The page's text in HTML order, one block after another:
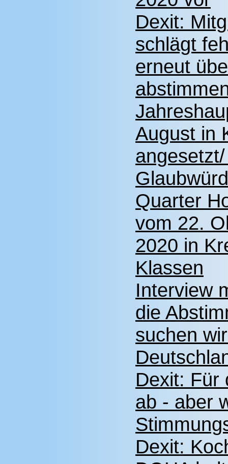
Dexit:
schlägt
erneut
August in
Quarter
vom 22.
2020 in
Klassen
Interview
die
suchen
Dexit: Für
ab - aber
Dexit: